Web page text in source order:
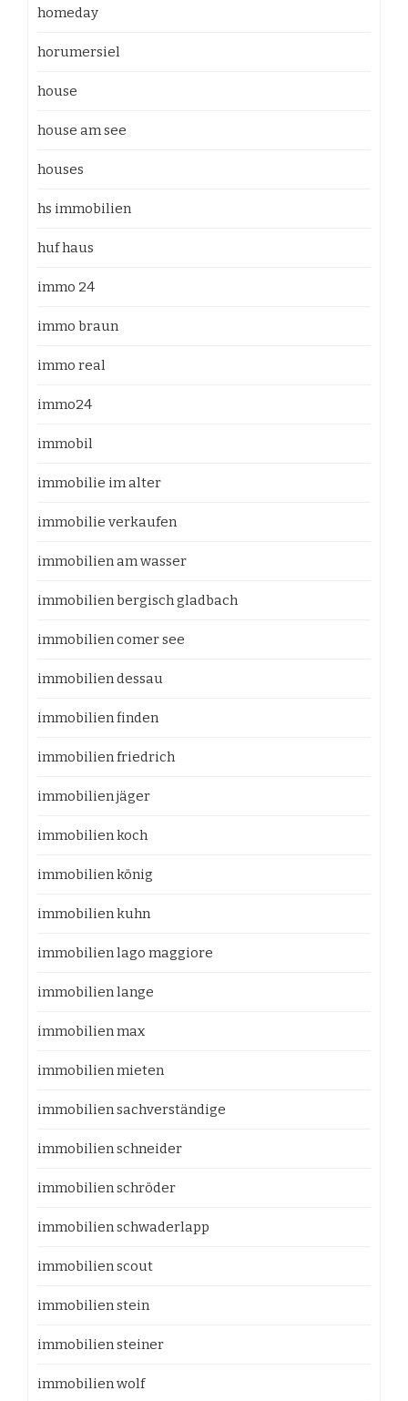
homeday
horumersiel
house
house am see
houses
hs immobilien
huf haus
immo 24
immo braun
immo real
immo24
immobil
immobilie im alter
immobilie verkaufen
immobilien am wasser
immobilien bergisch gladbach
immobilien comer see
immobilien dessau
immobilien finden
immobilien friedrich
immobilien jäger
immobilien koch
immobilien könig
immobilien kuhn
immobilien lago maggiore
immobilien lange
immobilien max
immobilien mieten
immobilien sachverständige
immobilien schneider
immobilien schröder
immobilien schwaderlapp
immobilien scout
immobilien stein
immobilien steiner
immobilien wolf